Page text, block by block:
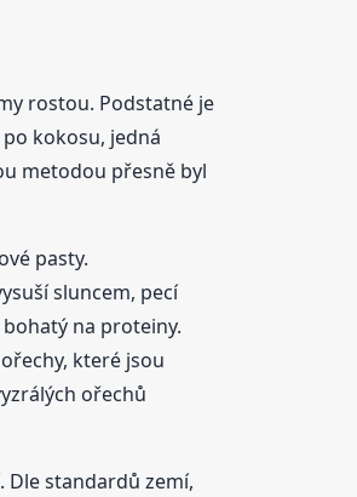
rostou. Podstatné je
kokosu, jedná
metodou přesně byl
pasty.
sluncem, pecí
na proteiny.
které jsou
ořechů
Dle standardů zemí,